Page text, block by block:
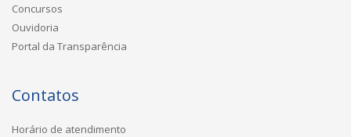
Concursos
Ouvidoria
Portal da Transparência
Contatos
Horário de atendimento